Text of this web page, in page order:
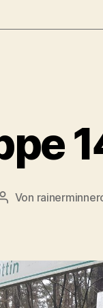
Beitragsautor
Von